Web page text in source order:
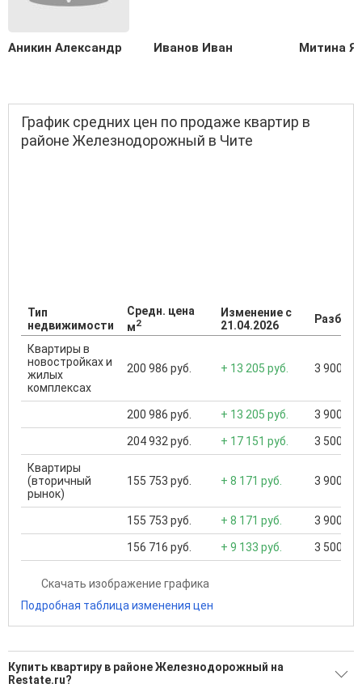
Аникин Александр Иванов Иван Митина
График средних цен по продаже квартир в
районе Железнодорожный в Чите
Тип
недвижимости
Средн. цена
м2
Изменение с
21.04.2026
Квартиры в
новостройках и
жилых
комплексах
200 986 руб. + 13 205 руб. 3 900
200 986 руб. + 13 205 руб. 3 900
204 932 руб. + 17 151 руб. 3 500
Квартиры
(вторичный
рынок)
155 753 руб. + 8 171 руб. 3 900
155 753 руб. + 8 171 руб. 3 900
156 716 руб. + 9 133 руб. 3 500
Скачать изображение графика
Подробная таблица изменения цен
Купить квартиру в районе Железнодорожный на
Restate.ru?